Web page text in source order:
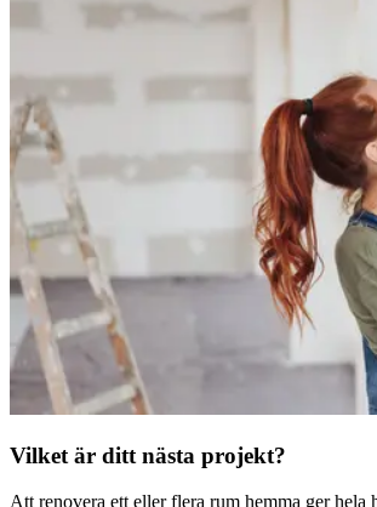
Vilket är ditt nästa projekt?
Att renovera ett eller flera rum hemma ger hela